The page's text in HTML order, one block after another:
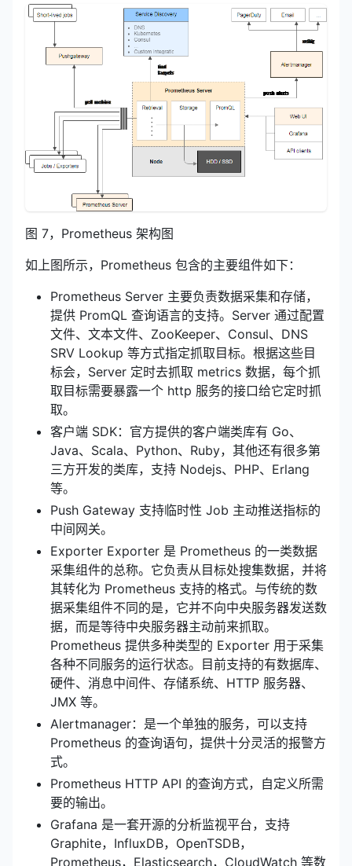
图 7，Prometheus 架构图
如上图所示，Prometheus 包含的主要组件如下：
Prometheus Server 主要负责数据采集和存储，
提供 PromQL 查询语言的支持。Server 通过配置
文件、文本文件、ZooKeeper、Consul、DNS
SRV Lookup 等方式指定抓取目标。根据这些目
标会，Server 定时去抓取 metrics 数据，每个抓
取目标需要暴露一个 http 服务的接口给它定时抓
取。
客户端 SDK：官方提供的客户端类库有 Go、
Java、Scala、Python、Ruby，其他还有很多第
三方开发的类库，支持 Nodejs、PHP、Erlang
等。
Push Gateway 支持临时性 Job 主动推送指标的
中间网关。
Exporter Exporter 是 Prometheus 的一类数据
采集组件的总称。它负责从目标处搜集数据，并将
其转化为 Prometheus 支持的格式。与传统的数
据采集组件不同的是，它并不向中央服务器发送数
据，而是等待中央服务器主动前来抓取。
Prometheus 提供多种类型的 Exporter 用于采集
各种不同服务的运行状态。目前支持的有数据库、
硬件、消息中间件、存储系统、HTTP 服务器、
JMX 等。
Alertmanager：是一个单独的服务，可以支持
Prometheus 的查询语句，提供十分灵活的报警方
式。
Prometheus HTTP API 的查询方式，自定义所需
要的输出。
Grafana 是一套开源的分析监视平台，支持
Graphite，InfluxDB，OpenTSDB，
Prometheus，Elasticsearch，CloudWatch 等数